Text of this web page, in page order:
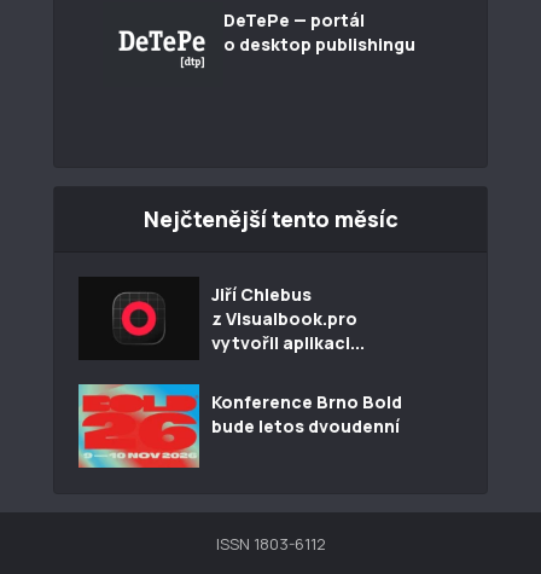
DeTePe — portál
o desktop publishingu
Nejčtenější tento měsíc
Jiří Chlebus
z Visualbook.pro
vytvořil aplikaci...
Konference Brno Bold
bude letos dvoudenní
ISSN 1803-6112